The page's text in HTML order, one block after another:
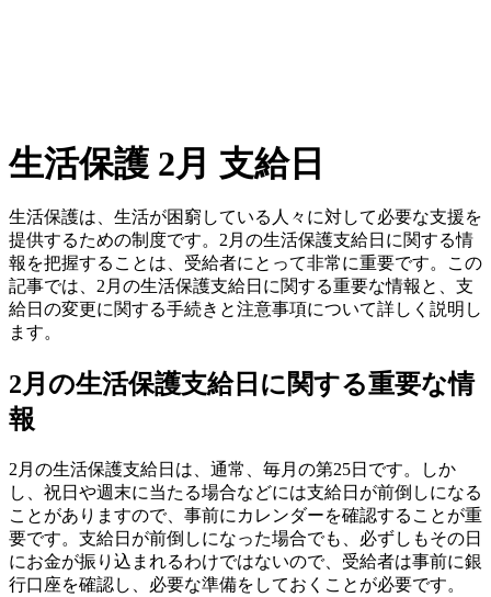
生活保護 2月 支給日
生活保護は、生活が困窮している人々に対して必要な支援を
提供するための制度です。2月の生活保護支給日に関する情
報を把握することは、受給者にとって非常に重要です。この
記事では、2月の生活保護支給日に関する重要な情報と、支
給日の変更に関する手続きと注意事項について詳しく説明し
ます。
2月の生活保護支給日に関する重要な情
報
2月の生活保護支給日は、通常、毎月の第25日です。しか
し、祝日や週末に当たる場合などには支給日が前倒しになる
ことがありますので、事前にカレンダーを確認することが重
要です。支給日が前倒しになった場合でも、必ずしもその日
にお金が振り込まれるわけではないので、受給者は事前に銀
行口座を確認し、必要な準備をしておくことが必要です。